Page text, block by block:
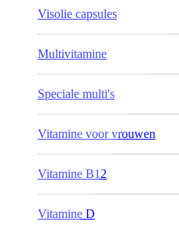
Visolie capsules
Multivitamine
Speciale multi's
Vitamine voor vrouwen
Vitamine B12
Vitamine D